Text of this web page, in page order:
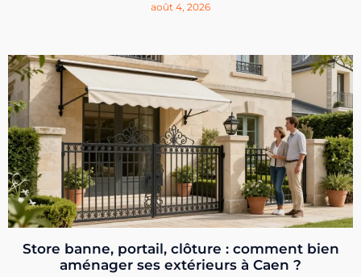
août 4, 2026
Store banne, portail, clôture : comment bien
aménager ses extérieurs à Caen ?